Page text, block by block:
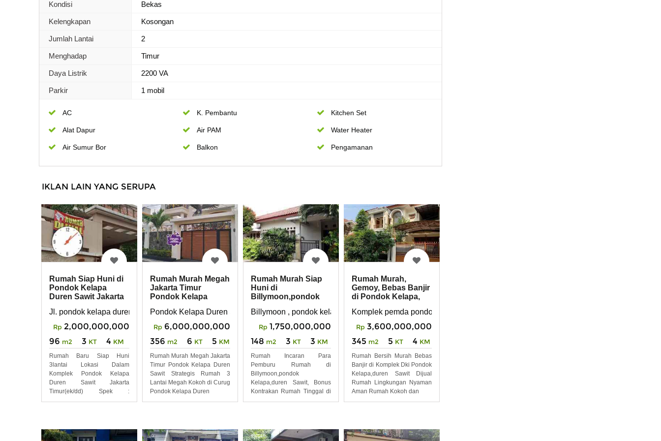
Kondisi Bekas
Kelengkapan Kosongan
Jumlah Lantai 2
Menghadap Timur
Daya Listrik 2200 VA
Parkir 1 mobil
AC K. Pembantu Kitchen Set
Alat Dapur Air PAM Water Heater
Air Sumur Bor Balkon Pengamanan
IKLAN LAIN YANG SERUPA
Rumah Siap Huni di
Pondok Kelapa
Duren Sawit Jakarta
Jl. pondok kelapa duren sawit raya Jakarta timur
Rp 2,000,000,000
96 m2 3 KT 4 KM
Rumah Baru Siap Huni
3lantai Lokasi Dalam
Komplek Pondok Kelapa
Duren Sawit Jakarta
Timur(ek/dd) Spek :
Rumah Murah Megah
Jakarta Timur
Pondok Kelapa
Strategis
Pondok Kelapa Duren Sawit Jakarta Timur
Rp 6,000,000,000
356 m2 6 KT 5 KM
Rumah Murah Megah Jakarta
Timur Pondok Kelapa Duren
Sawit Strategis Rumah 3
Lantai Megah Kokoh di Curug
Pondok Kelapa Duren
Rumah Murah Siap
Huni di
Billymoon,pondok
Billymoon , pondok kelapa , duren sawit , jakarta timur
Rp 1,750,000,000
148 m2 3 KT 3 KM
Rumah Incaran Para
Pemburu Rumah di
Billymoon,pondok
Kelapa,duren Sawit, Bonus
Kontrakan Rumah Tinggal di
Rumah Murah,
Gemoy, Bebas Banjir
di Pondok Kelapa,
Komplek pemda pondok kelapa, duren sawit
Rp 3,600,000,000
345 m2 5 KT 4 KM
Rumah Bersih Murah Bebas
Banjir di Komplek Dki Pondok
Kelapa,duren Sawit Dijual
Rumah Lingkungan Nyaman
Aman Rumah Kokoh dan